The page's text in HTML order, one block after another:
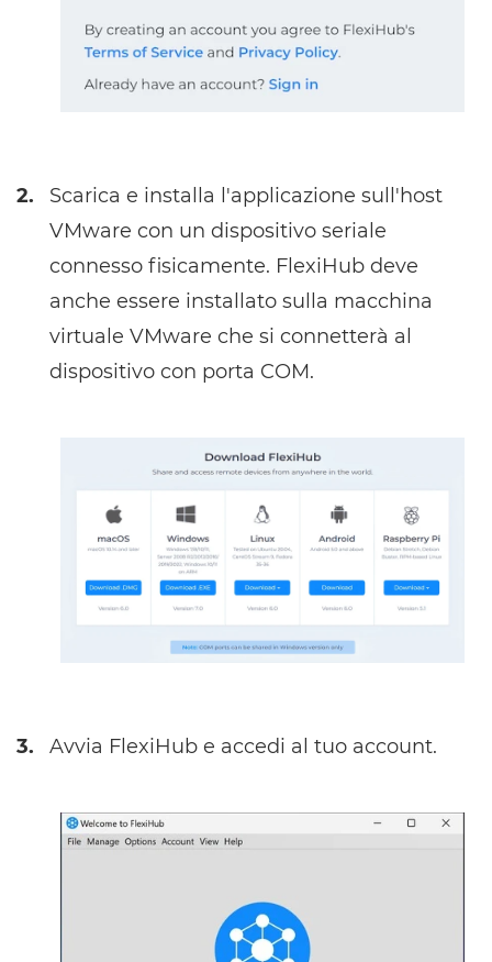
2.
Scarica e installa l'applicazione sull'host
VMware con un dispositivo seriale
connesso fisicamente. FlexiHub deve
anche essere installato sulla macchina
virtuale VMware che si connetterà al
dispositivo con porta COM.
3. Avvia FlexiHub e accedi al tuo account.